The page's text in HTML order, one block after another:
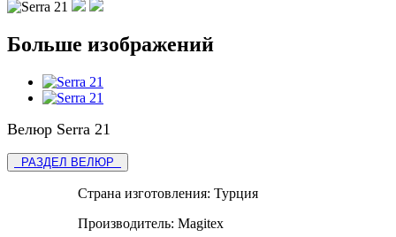
Больше изображений
Велюр Serra 21
РАЗДЕЛ ВЕЛЮР
Страна изготовления: Турция
Производитель: Magitex